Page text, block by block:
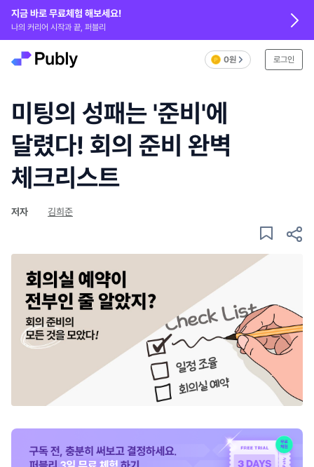
지금 바로 무료체험 해보세요!
나의 커리어 시작과 끝, 퍼블리
0원 로그인
미팅의 성패는 '준비'에
달렸다! 회의 준비 완벽
체크리스트
저자 김희준